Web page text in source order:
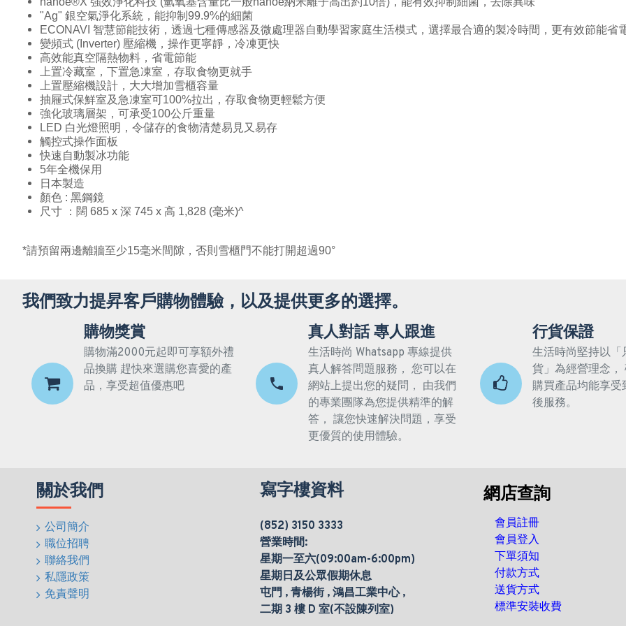
"Ag" 銀空氣淨化系統，能抑制99.9%的細菌
ECONAVI 智慧節能技術，透過七種傳感器及微處理器自動學習家庭生活模式，選擇最合適的製冷時間，更有效節能省
變頻式 (Inverter) 壓縮機，操作更寧靜，冷凍更快
高效能真空隔熱物料，省電節能
上置冷藏室，下置急凍室，存取食物更就手
上置壓縮機設計，大大增加雪櫃容量
抽屜式保鮮室及急凍室可100%拉出，存取食物更輕鬆方便
強化玻璃層架，可承受100公斤重量
LED 白光燈照明，令儲存的食物清楚易見又易存
觸控式操作面板
快速自動製冰功能
5年全機保用
日本製造
顏色 : 黑鋼鏡
尺寸 ：闊 685 x 深 745 x 高 1,828 (毫米)^
*請預留兩邊離牆至少15毫米間隙，否則雪櫃門不能打開超過90°
我們致力提昇客戶購物體驗，以及提供更多的選擇。
購物獎賞
購物滿2000元起即可享額外禮
品換購 趕快來選購您喜愛的產
品，享受超值優惠吧
真人對話 專人跟進
生活時尚 Whatsapp 專線提供
真人解答問題服務， 您可以在
網站上提出您的疑問， 由我們
的專業團隊為您提供精準的解
答， 讓您快速解決問題，享受
更優質的使用體驗。
行貨保證
生活時尚堅持以「
貨」為經營理念，
購買產品均能享受
後服務。
關於我們
公司簡介
職位招聘
聯絡我們
私隱政策
免責聲明
寫字樓資料
(852) 3150 3333
營業時間:
星期一至六(09:00am-6:00pm)
星期日及公眾假期休息
屯門 , 青楊街 , 鴻昌工業中心 ,
二期 3 樓 D 室(不設陳列室)
網店查詢
會員註冊
會員登入
下單須知
付款方式
送貨方式
標準安裝收費